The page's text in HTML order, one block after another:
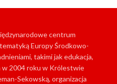
centrum
Europy Środkowo-
takimi jak edukacja,
w 2004 roku w Królestwie
Sekowską, organizacja